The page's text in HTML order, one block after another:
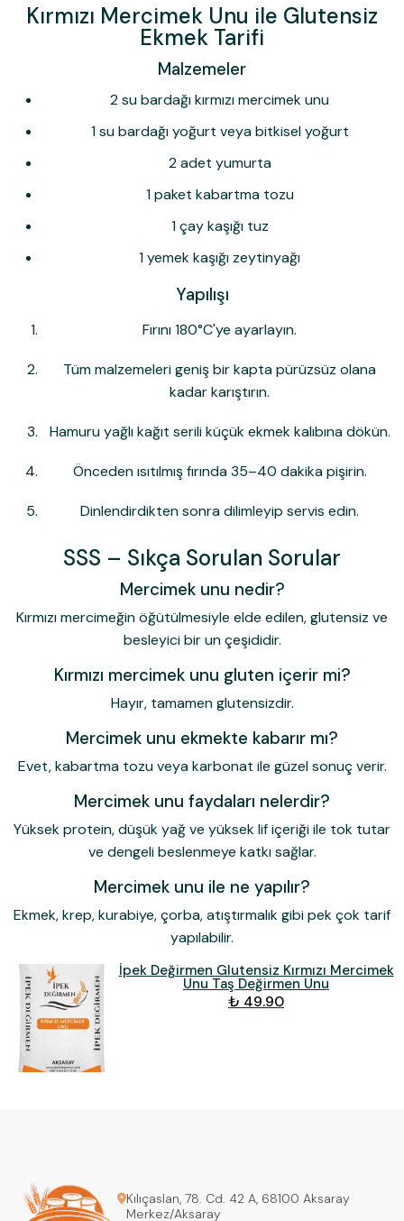
Kırmızı Mercimek Unu ile Glutensiz
Ekmek Tarifi
Malzemeler
2 su bardağı kırmızı mercimek unu
1 su bardağı yoğurt veya bitkisel yoğurt
2 adet yumurta
1 paket kabartma tozu
1 çay kaşığı tuz
1 yemek kaşığı zeytinyağı
Yapılışı
Fırını 180°C'ye ayarlayın.
Tüm malzemeleri geniş bir kapta pürüzsüz olana
kadar karıştırın.
Hamuru yağlı kağıt serili küçük ekmek kalıbına dökün.
Önceden ısıtılmış fırında 35–40 dakika pişirin.
Dinlendirdikten sonra dilimleyip servis edin.
SSS – Sıkça Sorulan Sorular
Mercimek unu nedir?
Kırmızı mercimeğin öğütülmesiyle elde edilen, glutensiz ve
besleyici bir un çeşididir.
Kırmızı mercimek unu gluten içerir mi?
Hayır, tamamen glutensizdir.
Mercimek unu ekmekte kabarır mı?
Evet, kabartma tozu veya karbonat ile güzel sonuç verir.
Mercimek unu faydaları nelerdir?
Yüksek protein, düşük yağ ve yüksek lif içeriği ile tok tutar
ve dengeli beslenmeye katkı sağlar.
Mercimek unu ile ne yapılır?
Ekmek, krep, kurabiye, çorba, atıştırmalık gibi pek çok tarif
yapılabilir.
İpek Değirmen Glutensiz Kırmızı Mercimek
Unu Taş Değirmen Unu
₺ 49.90
Kılıçaslan, 78. Cd. 42 A, 68100 Aksaray
Merkez/Aksaray